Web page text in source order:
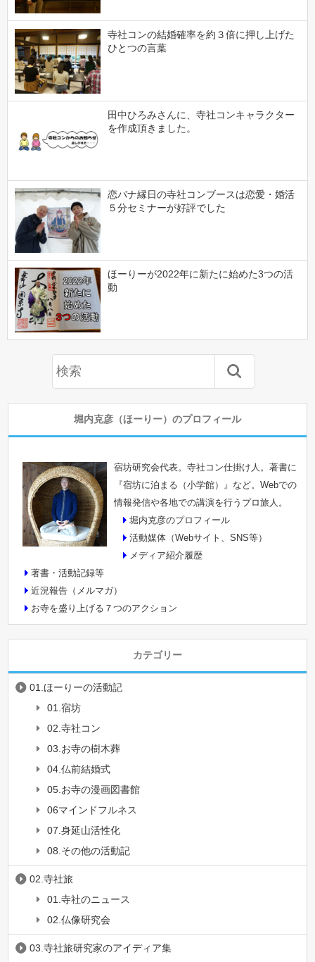
寺社コンの結婚確率を約３倍に押し上げた
ひとつの言葉
田中ひろみさんに、寺社コンキャラクター
を作成頂きました。
恋バナ縁日の寺社コンブースは恋愛・婚活
５分セミナーが好評でした
ほーりーが2022年に新たに始めた3つの活
動
堀内克彦（ほーりー）のプロフィール
宿坊研究会代表。寺社コン仕掛け人。著書に
『宿坊に泊まる（小学館）』など。Webでの
情報発信や各地での講演を行うプロ旅人。
堀内克彦のプロフィール
活動媒体（Webサイト、SNS等）
メディア紹介履歴
著書・活動記録等
近況報告（メルマガ）
お寺を盛り上げる７つのアクション
カテゴリー
01.ほーりーの活動記
01.宿坊
02.寺社コン
03.お寺の樹木葬
04.仏前結婚式
05.お寺の漫画図書館
06マインドフルネス
07.身延山活性化
08.その他の活動記
02.寺社旅
01.寺社のニュース
02.仏像研究会
03.寺社旅研究家のアイディア集